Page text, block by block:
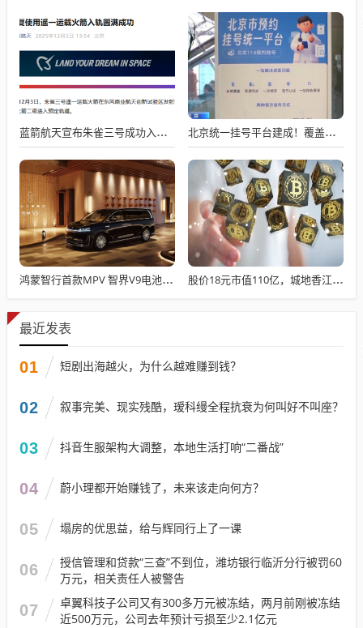
蓝箭航天宣布朱雀三号成功入轨，技术突破五大项，深入排查回收失败原因 北京统一挂号平台建成！覆盖近300家二三甲医院号源
鸿蒙智行首款MPV 智界V9电池信息曝光：WLTC最远续航223km 股价18元市值110亿，城地香江却被查出连续7季财报失真
最近发表
01 短剧出海越火，为什么越难赚到钱？
02 叙事完美、现实残酷，瑷科缦全程抗衰为何叫好不叫座？
03 抖音生服架构大调整，本地生活打响“二番战”
04 蔚小理都开始赚钱了，未来该走向何方？
05 塌房的优思益，给与辉同行上了一课
06
授信管理和贷款“三查”不到位，潍坊银行临沂分行被罚60
万元，相关责任人被警告
07
卓翼科技子公司又有300多万元被冻结，两月前刚被冻结
近500万元，公司去年预计亏损至少2.1亿元